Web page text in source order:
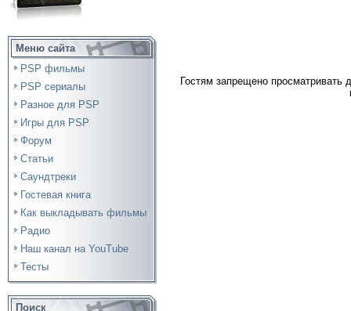
Меню сайта
PSP фильмы
PSP сериалы
Разное для PSP
Игры для PSP
Форум
Статьи
Саундтреки
Гостевая книга
Как выкладывать фильмы
Радио
Наш канал на YouTube
Тесты
Поиск
Гостям запрещено просматривать